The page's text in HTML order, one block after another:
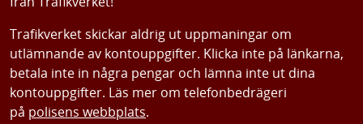
Trafikverket skickar aldrig ut uppmaningar om
utlämnande av kontouppgifter. Klicka inte på länkarna,
betala inte in några pengar och lämna inte ut dina
kontouppgifter. Läs mer om telefonbedrägeri
på polisens webbplats.